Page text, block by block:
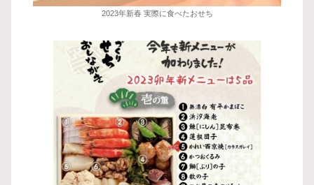
2023年新春 実際に食べたおせち